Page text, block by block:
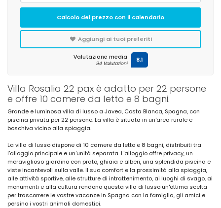
Villa Rosalia 22 pax è adatto per 22 persone
e offre 10 camere da letto e 8 bagni.
Grande e luminosa villa di lusso a Javea, Costa Blanca, Spagna, con
piscina privata per 22 persone. La villa è situata in un'area rurale e
boschiva vicino alla spiaggia.
La villa di lusso dispone di 10 camere da letto e 8 bagni, distribuiti tra
l'alloggio principale e un'unità separata. L'alloggio offre privacy, un
meraviglioso giardino con prato, ghiaia e alberi, una splendida piscina e
viste incantevoli sulla valle. Il suo comfort e la prossimità alla spiaggia,
alle attività sportive, alle strutture di intrattenimento, ai luoghi di svago, ai
monumenti e alla cultura rendono questa villa di lusso un'ottima scelta
per trascorrere le vostre vacanze in Spagna con la famiglia, gli amici e
persino i vostri animali domestici.
Calcolo del prezzo con il calendario
Aggiungi ai tuoi preferiti
Valutazione media
94 Valutazioni 8,1